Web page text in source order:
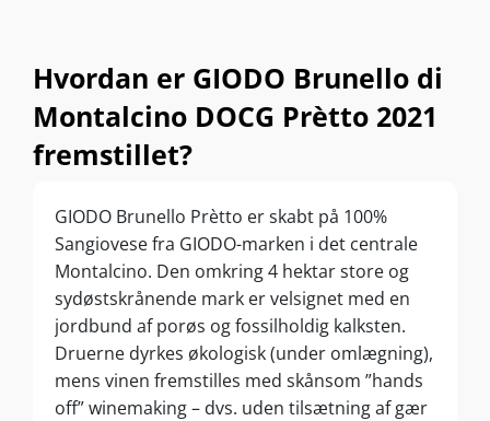
Hvordan er GIODO Brunello di
Montalcino DOCG Prètto 2021
fremstillet?
GIODO Brunello Prètto er skabt på 100%
Sangiovese fra GIODO-marken i det centrale
Montalcino. Den omkring 4 hektar store og
sydøstskrånende mark er velsignet med en
jordbund af porøs og fossilholdig kalksten.
Druerne dyrkes økologisk (under omlægning),
mens vinen fremstilles med skånsom ”hands
off” winemaking – dvs. uden tilsætning af gær